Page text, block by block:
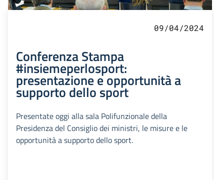
09/04/2024
Conferenza Stampa
#insiemeperlosport:
presentazione e opportunità a
supporto dello sport
Presentate oggi alla sala Polifunzionale della
Presidenza del Consiglio dei ministri, le misure e le
opportunità a supporto dello sport.